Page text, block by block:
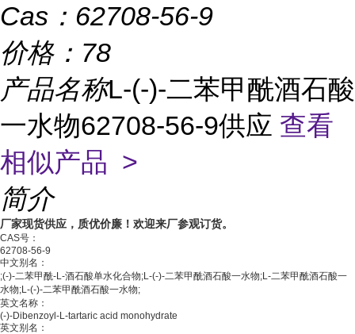
Cas： 62708-56-9
价格： 78
产品名称L-(-)-二苯甲酰酒石酸
一水物62708-56-9供应 查看
相似产品 >
简介
厂家现货供应，质优价廉！欢迎来厂参观订货。
CAS号：
62708-56-9
中文别名：
;(-)-二苯甲酰-L-酒石酸单水化合物;L-(-)-二苯甲酰酒石酸一水物;L-二苯甲酰酒石酸一
水物;L-(-)-二苯甲酰酒石酸一水物;
英文名称：
(-)-Dibenzoyl-L-tartaric acid monohydrate
英文别名：